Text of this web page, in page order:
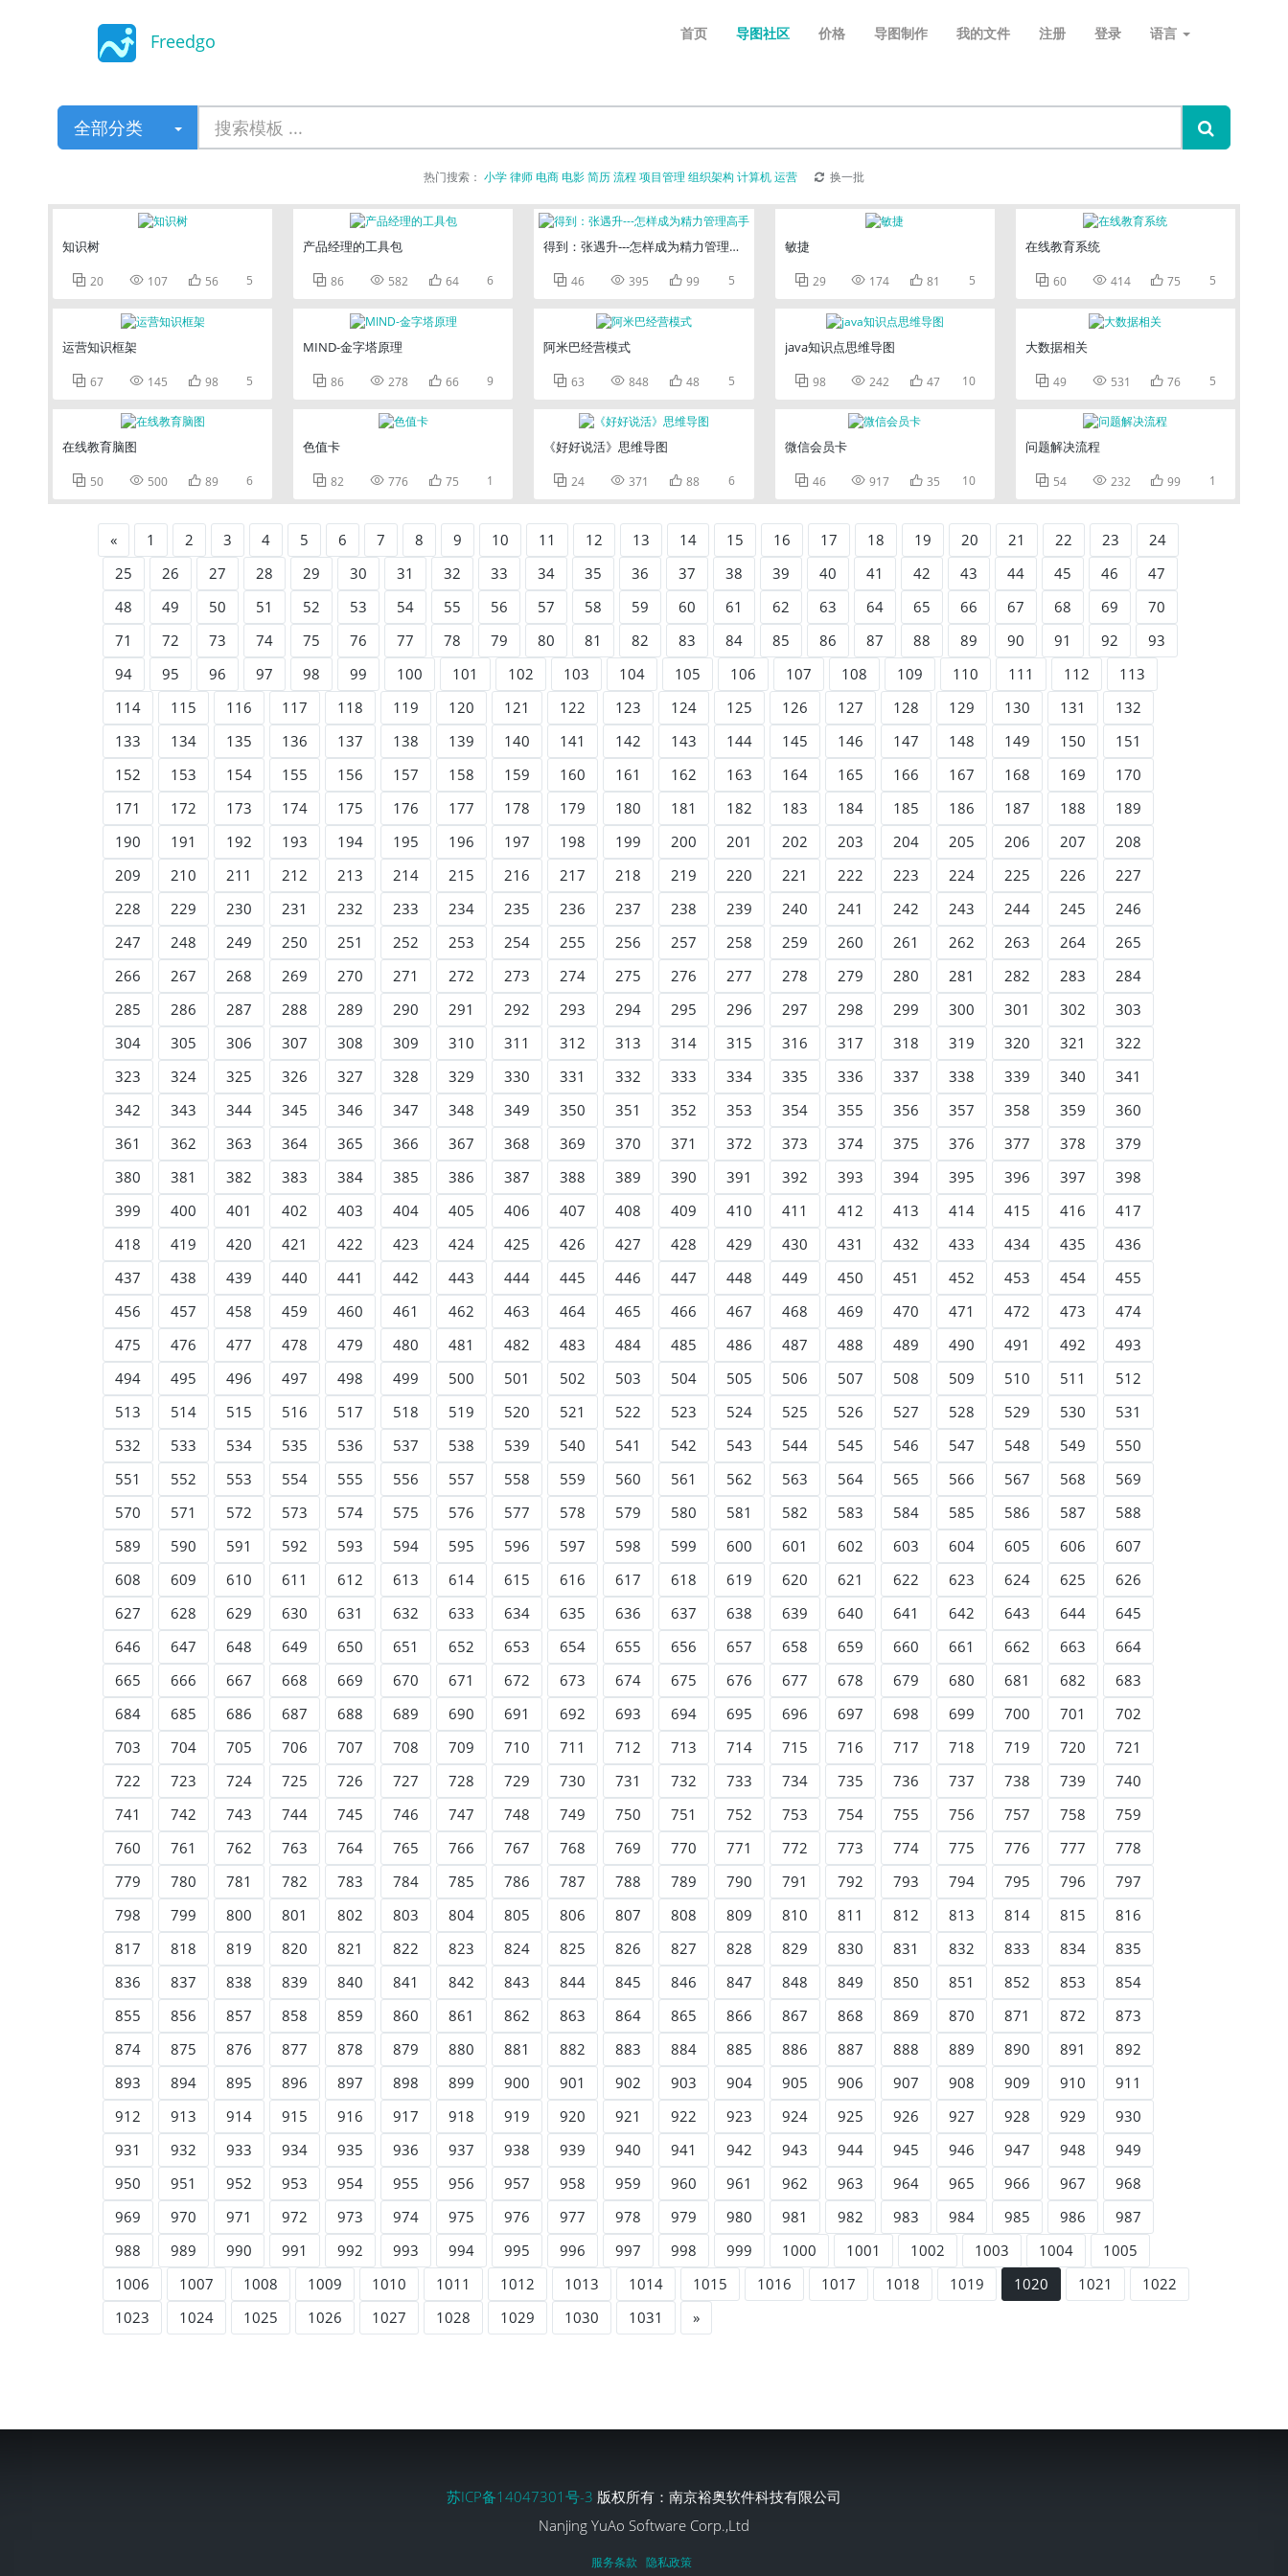
Freedgo 首页 导图社区 价格 导图制作 我的文件 注册 登录 语言
全部分类
热门搜索： 小学律师电商电影简历流程 项目管理 组织架构 计算机运营 换一批
知识树
 20  107  56 5
运营知识框架
 67  145  98 5
在线教育脑图
 50  500  89 6
产品经理的工具包
 86  582  64 6
MIND-金字塔原理
 86  278  66 9
色值卡
 82  776  75 1
得到：张遇升---怎样成为精力管理高手
 46  395  99 5
阿米巴经营模式
 63  848  48 5
《好好说活》思维导图
 24  371  88 6
敏捷
 29  174  81 5
java知识点思维导图
 98  242  47 10
微信会员卡
 46  917  35 10
在线教育系统
 60  414  75 5
大数据相关
 49  531  76 5
问题解决流程
 54  232  99 1
« 1 2 3 4 5 6 7 8 9 10 11 12 13 14 15 16 17 18 19 20 21 22 23
24
25
26 27 28 29 30 31 32 33 34 35 36 37 38 39 40 41 42 43 44 45 46
47
48
49 50 51 52 53 54 55 56 57 58 59 60 61 62 63 64 65 66 67 68 69
70
71
72 73 74 75 76 77 78 79 80 81 82 83 84 85 86 87 88 89 90 91 92
93
94
95 96 97 98 99 100 101 102 103 104 105 106 107 108 109 110 111 112
113
114
115 116 117 118 119 120 121 122 123 124 125 126 127 128 129 130 131
132
133
134 135 136 137 138 139 140 141 142 143 144 145 146 147 148 149 150
151
152
153 154 155 156 157 158 159 160 161 162 163 164 165 166 167 168 169
170
171
172 173 174 175 176 177 178 179 180 181 182 183 184 185 186 187 188
189
190
191 192 193 194 195 196 197 198 199 200 201 202 203 204 205 206 207
208
209
210 211 212 213 214 215 216 217 218 219 220 221 222 223 224 225 226
227
228
229 230 231 232 233 234 235 236 237 238 239 240 241 242 243 244 245
246
247
248 249 250 251 252 253 254 255 256 257 258 259 260 261 262 263 264
265
266
267 268 269 270 271 272 273 274 275 276 277 278 279 280 281 282 283
284
285
286 287 288 289 290 291 292 293 294 295 296 297 298 299 300 301 302
303
304
305 306 307 308 309 310 311 312 313 314 315 316 317 318 319 320 321
322
323
324 325 326 327 328 329 330 331 332 333 334 335 336 337 338 339 340
341
342
343 344 345 346 347 348 349 350 351 352 353 354 355 356 357 358 359
360
361
362 363 364 365 366 367 368 369 370 371 372 373 374 375 376 377 378
379
380
381 382 383 384 385 386 387 388 389 390 391 392 393 394 395 396 397
398
399
400 401 402 403 404 405 406 407 408 409 410 411 412 413 414 415 416
417
418
419 420 421 422 423 424 425 426 427 428 429 430 431 432 433 434 435
436
437
438 439 440 441 442 443 444 445 446 447 448 449 450 451 452 453 454
455
456
457 458 459 460 461 462 463 464 465 466 467 468 469 470 471 472 473
474
475
476 477 478 479 480 481 482 483 484 485 486 487 488 489 490 491 492
493
494
495 496 497 498 499 500 501 502 503 504 505 506 507 508 509 510 511
512
513
514 515 516 517 518 519 520 521 522 523 524 525 526 527 528 529 530
531
532
533 534 535 536 537 538 539 540 541 542 543 544 545 546 547 548 549
550
551
552 553 554 555 556 557 558 559 560 561 562 563 564 565 566 567 568
569
570
571 572 573 574 575 576 577 578 579 580 581 582 583 584 585 586 587
588
589
590 591 592 593 594 595 596 597 598 599 600 601 602 603 604 605 606
607
608
609 610 611 612 613 614 615 616 617 618 619 620 621 622 623 624 625
626
627
628 629 630 631 632 633 634 635 636 637 638 639 640 641 642 643 644
645
646
647 648 649 650 651 652 653 654 655 656 657 658 659 660 661 662 663
664
665
666 667 668 669 670 671 672 673 674 675 676 677 678 679 680 681 682
683
684
685 686 687 688 689 690 691 692 693 694 695 696 697 698 699 700 701
702
703
704 705 706 707 708 709 710 711 712 713 714 715 716 717 718 719 720
721
722
723 724 725 726 727 728 729 730 731 732 733 734 735 736 737 738 739
740
741
742 743 744 745 746 747 748 749 750 751 752 753 754 755 756 757 758
759
760
761 762 763 764 765 766 767 768 769 770 771 772 773 774 775 776 777
778
779
780 781 782 783 784 785 786 787 788 789 790 791 792 793 794 795 796
797
798
799 800 801 802 803 804 805 806 807 808 809 810 811 812 813 814 815
816
817
818 819 820 821 822 823 824 825 826 827 828 829 830 831 832 833 834
835
836
837 838 839 840 841 842 843 844 845 846 847 848 849 850 851 852 853
854
855
856 857 858 859 860 861 862 863 864 865 866 867 868 869 870 871 872
873
874
875 876 877 878 879 880 881 882 883 884 885 886 887 888 889 890 891
892
893
894 895 896 897 898 899 900 901 902 903 904 905 906 907 908 909 910
911
912
913 914 915 916 917 918 919 920 921 922 923 924 925 926 927 928 929
930
931
932 933 934 935 936 937 938 939 940 941 942 943 944 945 946 947 948
949
950
951 952 953 954 955 956 957 958 959 960 961 962 963 964 965 966 967
968
969
970 971 972 973 974 975 976 977 978 979 980 981 982 983 984 985 986
987
988
989 990 991 992 993 994 995 996 997 998 999 1000 1001 1002 1003 1004
1005
1006
1007 1008 1009 1010 1011 1012 1013 1014 1015 1016 1017 1018 1019 1020 1021
1022
1023
1024 1025 1026 1027 1028 1029 1030 1031 »
苏ICP备14047301号-3 版权所有：南京裕奥软件科技有限公司
Nanjing YuAo Software Corp.,Ltd
服务条款 隐私政策